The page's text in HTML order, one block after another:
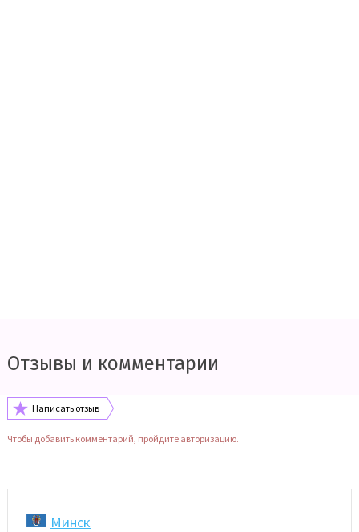
Отзывы и комментарии
Написать отзыв
Чтобы добавить комментарий, пройдите авторизацию.
Минск